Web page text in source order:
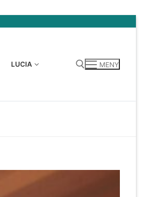
LUCIA MENY